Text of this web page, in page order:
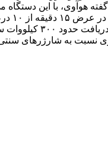
هوآوی، با این دستگاه
این رقم معادل
نسبت به شارژرهای